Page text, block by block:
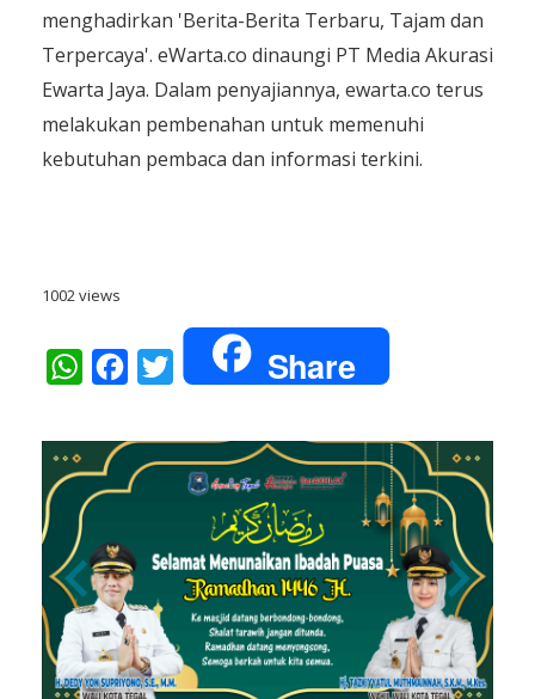
menghadirkan 'Berita-Berita Terbaru, Tajam dan
Terpercaya'. eWarta.co dinaungi PT Media Akurasi
Ewarta Jaya. Dalam penyajiannya, ewarta.co terus
melakukan pembenahan untuk memenuhi
kebutuhan pembaca dan informasi terkini.
1002 views
WhatsAppFacebookTwitter Share